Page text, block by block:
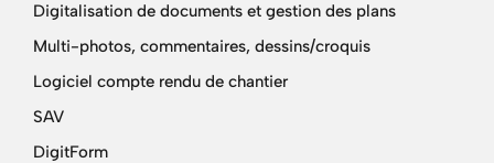
Digitalisation de documents et gestion des plans
Multi-photos, commentaires, dessins/croquis
Logiciel compte rendu de chantier
SAV
DigitForm